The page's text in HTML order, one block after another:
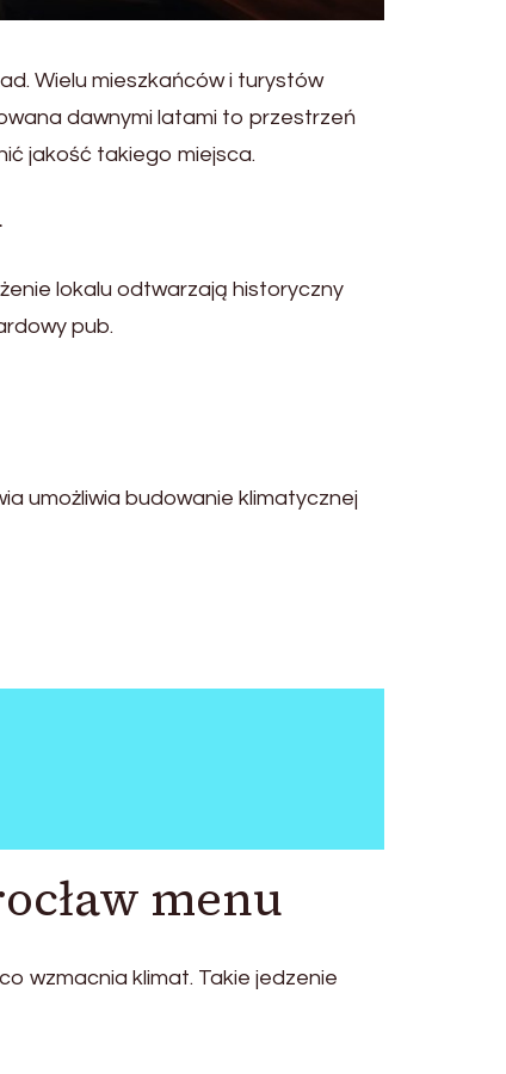
Wielu mieszkańców i turystów
dawnymi latami to przestrzeń
jakość takiego miejsca.
lokalu odtwarzają historyczny
pub.
umożliwia budowanie klimatycznej
menu
wzmacnia klimat. Takie jedzenie